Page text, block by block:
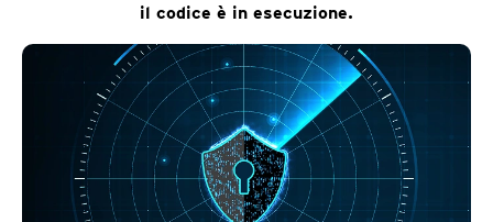
il codice è in esecuzione.